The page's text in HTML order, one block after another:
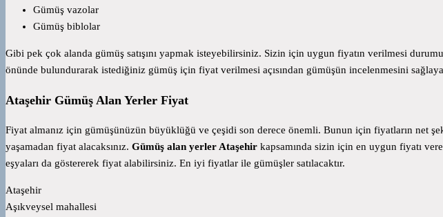
Gümüş vazolar
Gümüş biblolar
Gibi pek çok alanda gümüş satışını yapmak isteyebilirsiniz. Sizin için uygun fiyatın verilmesi
önünde bulundurarak istediğiniz gümüş için fiyat verilmesi açısından gümüşün incelenmesini
Ataşehir Gümüş Alan Yerler Fiyat
Fiyat almanız için gümüşünüzün büyüklüğü ve çeşidi son derece önemli. Bunun için fiyatların net
yaşamadan fiyat alacaksınız. Gümüş alan yerler Ataşehir kapsamında sizin için en uygun fiyatı
eşyaları da göstererek fiyat alabilirsiniz. En iyi fiyatlar ile gümüşler satılacaktır.
Ataşehir
Aşıkveysel mahallesi